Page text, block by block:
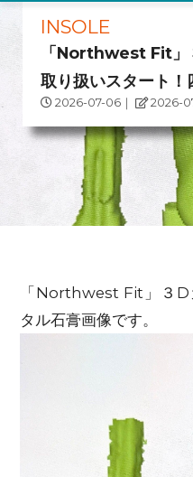
INSOLE
「Northwest Fit」
取り扱いスタート！
2026-07-06 ｜ 2026-
「Northwest Fit」３
タル石膏画像です。